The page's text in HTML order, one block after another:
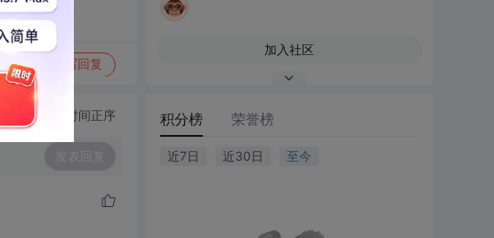
写回复
切换为时间正序
发表回复
加入社区
积分榜 荣誉榜
近7日 近30日 至今